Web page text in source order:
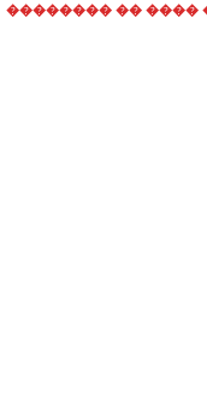
�������� �� ����